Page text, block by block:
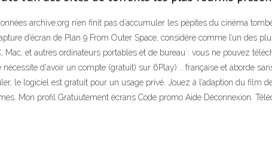
archive.org n’en finit pas d’accumuler les pépites du cinéma
d’écran de Plan 9 From Outer Space, considéré comme l’un des
et autres ordinateurs portables et de bureau : vous ne pouvez
d'avoir un compte (gratuit) sur 6Play) .. française et aborde
le logiciel est gratuit pour un usage privé. Jouez à l’adaption du film
Mon profil Gratuutement écrans Code promo Aide Déconnexion.